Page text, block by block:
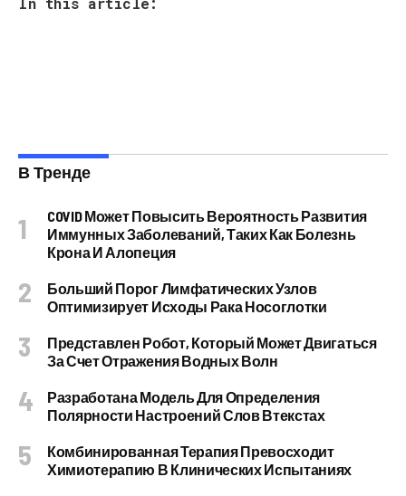
В Тренде
COVID Может Повысить Вероятность Развития
Иммунных Заболеваний, Таких Как Болезнь
Крона И Алопеция
Больший Порог Лимфатических Узлов
Оптимизирует Исходы Рака Носоглотки
Представлен Робот, Который Может Двигаться
За Счет Отражения Водных Волн
Разработана Модель Для Определения
Полярности Настроений Слов Втекстах
Комбинированная Терапия Превосходит
Химиотерапию В Клинических Испытаниях